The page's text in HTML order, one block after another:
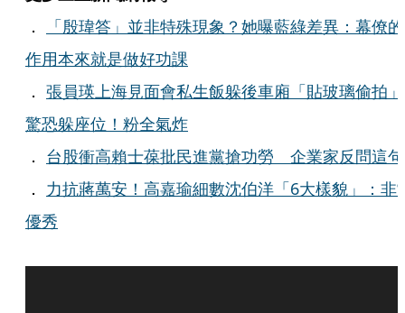
．
「殷瑋答」並非特殊現象？她曝藍綠差異：幕僚的
作用本來就是做好功課
． 張員瑛上海見面會私生飯躲後車廂「貼玻璃偷拍」
驚恐躲座位！粉全氣炸
． 台股衝高賴士葆批民進黨搶功勞 企業家反問這句
． 力抗蔣萬安！高嘉瑜細數沈伯洋「6大樣貌」：非
優秀